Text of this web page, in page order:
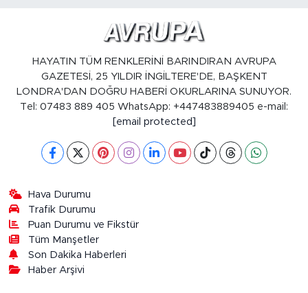
HAYATIN TÜM RENKLERİNİ BARINDIRAN AVRUPA
GAZETESİ, 25 YILDIR İNGİLTERE'DE, BAŞKENT
LONDRA'DAN DOĞRU HABERİ OKURLARINA SUNUYOR.
Tel: 07483 889 405 WhatsApp: +447483889405 e-mail:
[email protected]
Hava Durumu
Trafik Durumu
Puan Durumu ve Fikstür
Tüm Manşetler
Son Dakika Haberleri
Haber Arşivi